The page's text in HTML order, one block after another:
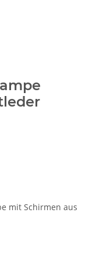
mit Schirmen aus